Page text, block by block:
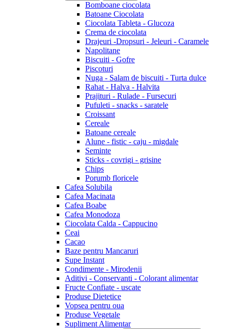
Bomboane ciocolata
Batoane Ciocolata
Ciocolata Tableta - Glucoza
Crema de ciocolata
Drajeuri -Dropsuri - Jeleuri - Caramele
Napolitane
Biscuiti - Gofre
Piscoturi
Nuga - Salam de biscuiti - Turta dulce
Rahat - Halva - Halvita
Prajituri - Rulade - Fursecuri
Pufuleti - snacks - saratele
Croissant
Cereale
Batoane cereale
Alune - fistic - caju - migdale
Seminte
Sticks - covrigi - grisine
Chips
Porumb floricele
Cafea Solubila
Cafea Macinata
Cafea Boabe
Cafea Monodoza
Ciocolata Calda - Cappucino
Ceai
Cacao
Baze pentru Mancaruri
Supe Instant
Condimente - Mirodenii
Aditivi - Conservanti - Colorant alimentar
Fructe Confiate - uscate
Produse Dietetice
Vopsea pentru oua
Produse Vegetale
Supliment Alimentar